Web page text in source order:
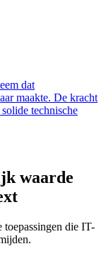
dat
maakte. De kracht
technische
waarde
die IT-